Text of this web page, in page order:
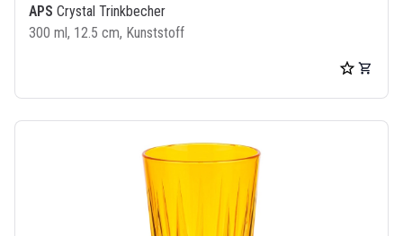
APS Crystal Trinkbecher
300 ml, 12.5 cm, Kunststoff